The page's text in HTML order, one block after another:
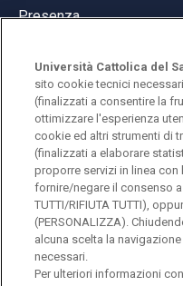
Presenza
© Università Cattolica
Largo A. Gemelli 1,
PI 02133120150
ENGLISH
Università Cattolica del
sito cookie tecnici
(finalizzati a consentire la
ottimizzare l'esperienza
cookie ed altri strumenti di
(finalizzati a elaborare
proporre servizi in linea con
fornire/negare il consenso
TUTTI/RIFIUTA TUTTI),
(PERSONALIZZA).
alcuna scelta la
necessari.
Per ulteriori informazioni